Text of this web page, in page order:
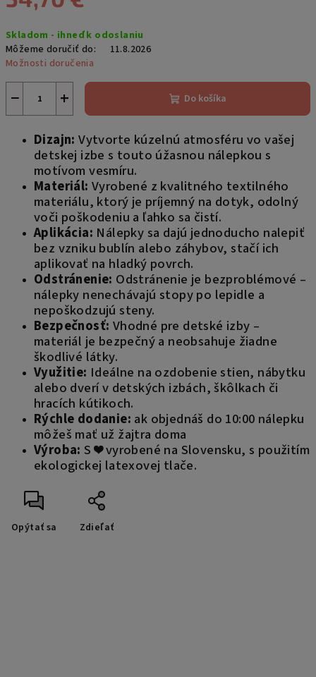
cena:
Skladom - ihneď k odoslaniu
Môžeme doručiť do:
11.8.2026
Možnosti doručenia
+
− Do košíka
Dizajn: Vytvorte kúzelnú atmosféru vo vašej
detskej izbe s touto úžasnou nálepkou s
motívom vesmíru.
Materiál: Vyrobené z kvalitného textilného
materiálu, ktorý je príjemný na dotyk, odolný
voči poškodeniu a ľahko sa čistí.
Aplikácia: Nálepky sa dajú jednoducho nalepiť
bez vzniku bublín alebo záhybov, stačí ich
aplikovať na hladký povrch.
Odstránenie: Odstránenie je bezproblémové –
nálepky nenechávajú stopy po lepidle a
nepoškodzujú steny.
Bezpečnosť: Vhodné pre detské izby –
materiál je bezpečný a neobsahuje žiadne
škodlivé látky.
Využitie: Ideálne na ozdobenie stien, nábytku
alebo dverí v detských izbách, škôlkach či
hracích kútikoch.
Rýchle dodanie: ak objednáš do 10:00 nálepku
môžeš mať už žajtra doma
Výroba: S ❤️ vyrobené na Slovensku, s použitím
ekologickej latexovej tlače.
Opýtať sa Zdieľať
M
O